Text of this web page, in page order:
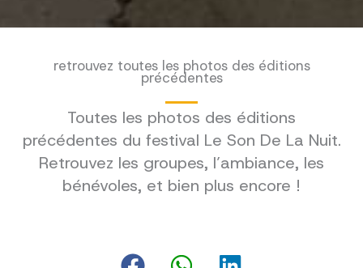
retrouvez toutes les photos des éditions
précédentes
Toutes les photos des éditions
précédentes du festival Le Son De La Nuit.
Retrouvez les groupes, l’ambiance, les
bénévoles, et bien plus encore !